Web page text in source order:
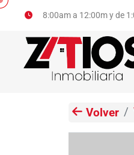
8:00am a 12:00m y de
Volver